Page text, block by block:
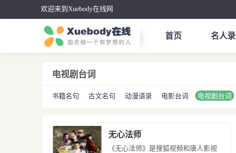
欢迎来到Xuebody在线网
首页 名人录
电视剧台词
书籍名句 古文名句 动漫语录 电影台词 电视剧台词
无心法师
《无心法师》是搜狐视频和唐人影视